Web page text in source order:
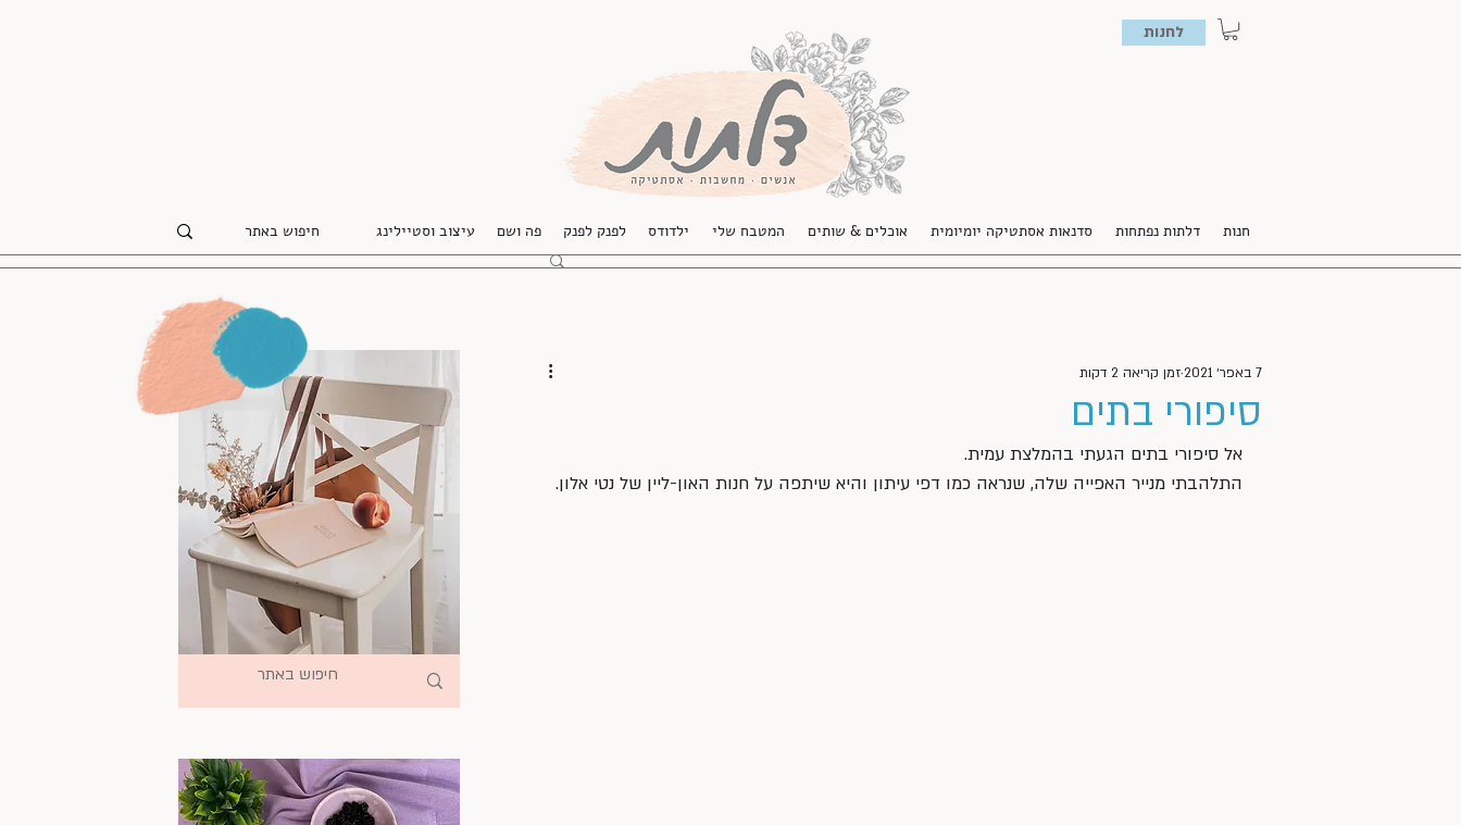
לחנות
חנות דלתות נפתחות סדנאות אסתטיקה יומיומית אוכלים & שותים המטבח שלי ילדודס לפנק לפנק פה ושם עיצוב וסטיילינג
סיפורי בתים
7 באפר׳ 2021 זמן קריאה 2 דקות
אל סיפורי בתים הגעתי בהמלצת עמית.
התלהבתי מנייר האפייה שלה, שנראה כמו דפי עיתון והיא שיתפה על חנות האון-ליין של נטי אלון.